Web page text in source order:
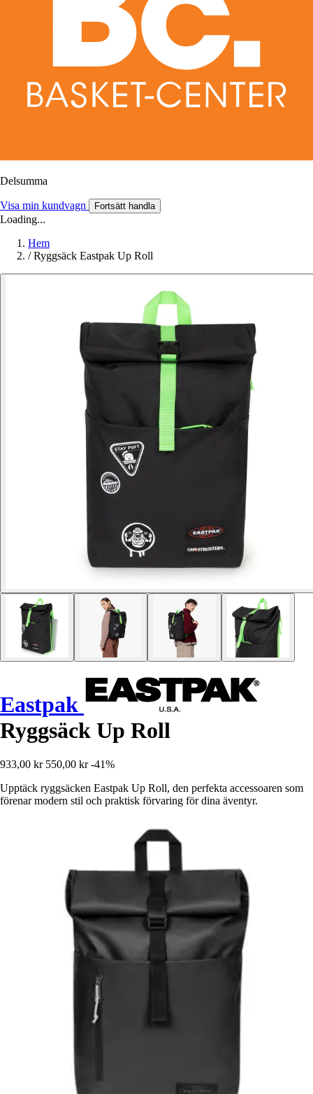
Delsumma
Visa min kundvagn Fortsätt handla
Loading...
Hem
/ Ryggsäck Eastpak Up Roll
Eastpak
Ryggsäck Up Roll
933,00 kr 550,00 kr -41%
Upptäck ryggsäcken Eastpak Up Roll, den perfekta accessoaren som
förenar modern stil och praktisk förvaring för dina äventyr.